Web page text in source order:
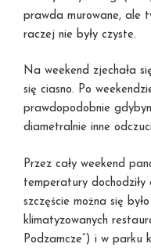
prawda murowane, ale
raczej nie były czyste.
Na weekend zjechała
się ciasno. Po
prawdopodobnie
diametralnie inne
Przez cały weekend
temperatury
szczęście można się
klimatyzowanych
Podzamcze”) i w parku